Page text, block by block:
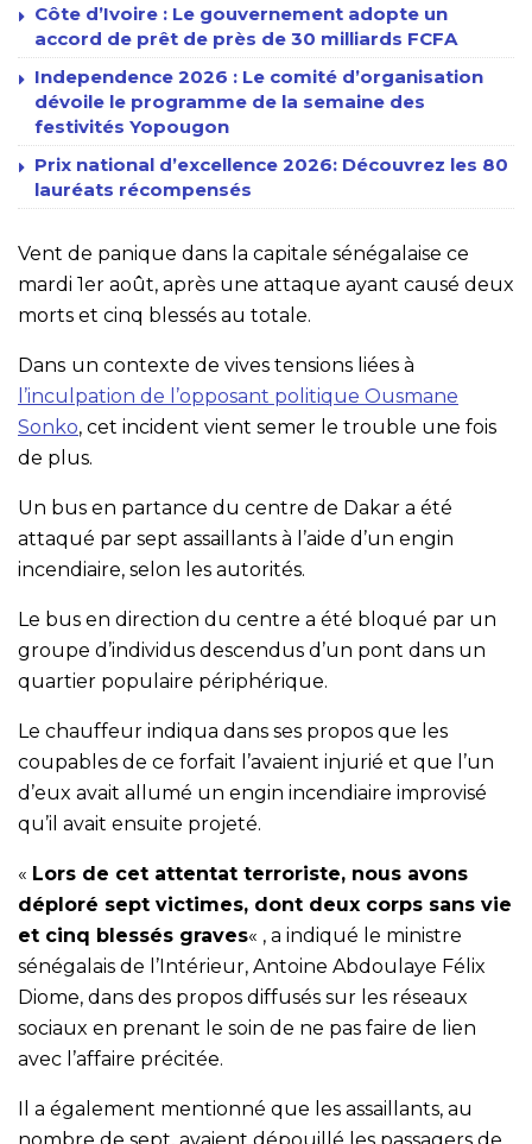
Côte d’Ivoire : Le gouvernement adopte un
accord de prêt de près de 30 milliards FCFA
Independence 2026 : Le comité d’organisation
dévoile le programme de la semaine des
festivités Yopougon
Prix national d’excellence 2026: Découvrez les 80
lauréats récompensés
Vent de panique dans la capitale sénégalaise ce
mardi 1er août, après une attaque ayant causé deux
morts et cinq blessés au totale.
Dans un contexte de vives tensions liées à
l’inculpation de l’opposant politique Ousmane
Sonko, cet incident vient semer le trouble une fois
de plus.
Un bus en partance du centre de Dakar a été
attaqué par sept assaillants à l’aide d’un engin
incendiaire, selon les autorités.
Le bus en direction du centre a été bloqué par un
groupe d’individus descendus d’un pont dans un
quartier populaire périphérique.
Le chauffeur indiqua dans ses propos que les
coupables de ce forfait l’avaient injurié et que l’un
d’eux avait allumé un engin incendiaire improvisé
qu’il avait ensuite projeté.
« Lors de cet attentat terroriste, nous avons
déploré sept victimes, dont deux corps sans vie
et cinq blessés graves« , a indiqué le ministre
sénégalais de l’Intérieur, Antoine Abdoulaye Félix
Diome, dans des propos diffusés sur les réseaux
sociaux en prenant le soin de ne pas faire de lien
avec l’affaire précitée.
Il a également mentionné que les assaillants, au
nombre de sept, avaient dépouillé les passagers de